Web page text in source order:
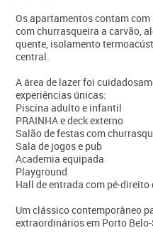
Os apartamentos contam
com churrasqueira a carvão,
quente, isolamento
central.
A área de lazer foi
experiências únicas:
Piscina adulto e infantil
PRAINHA e deck externo
Salão de festas com
Sala de jogos e pub
Academia equipada
Playground
Hall de entrada com pé-
Um clássico contemporâneo
extraordinários em Porto Belo-